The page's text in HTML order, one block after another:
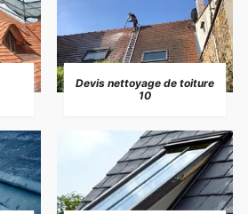
Devis nettoyage de toiture
10